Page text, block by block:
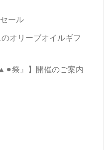
ール
オリーブオイルギフ
祭』】開催のご案内